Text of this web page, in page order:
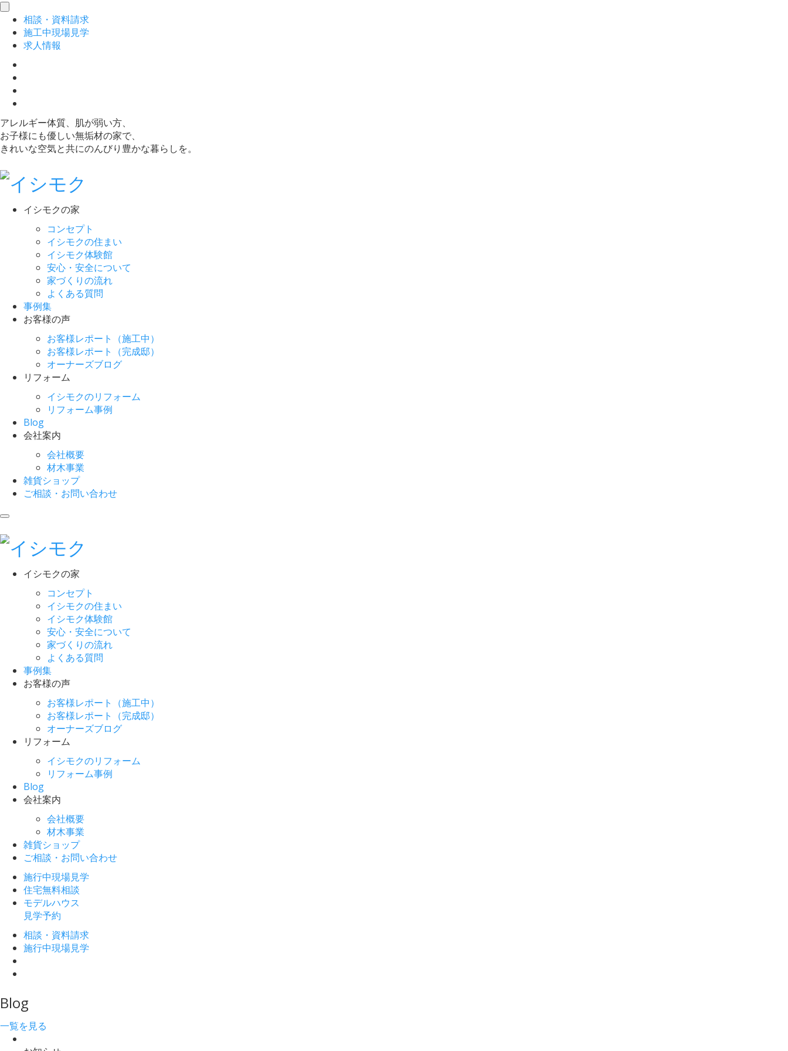
toggle
navigation
相談 ・ 資料請求
施工中現場見学
求人情報
アレルギー体質、肌が弱い方、
お子様にも優しい無垢材の家で、
きれいな空気と共にのんびり豊かな暮らしを。
イシモクの家
コンセプト
イシモクの住まい
イシモク体験館
安心・安全について
家づくりの流れ
よくある質問
事例集
お客様の声
お客様レポート（施工中）
お客様レポート（完成邸）
オーナーズブログ
リフォーム
イシモクのリフォーム
リフォーム事例
Blog
会社案内
会社概要
材木事業
雑貨ショップ
ご相談・お問い合わせ
イシモクの家
コンセプト
イシモクの住まい
イシモク体験館
安心・安全について
家づくりの流れ
よくある質問
事例集
お客様の声
お客様レポート（施工中）
お客様レポート（完成邸）
オーナーズブログ
リフォーム
イシモクのリフォーム
リフォーム事例
Blog
会社案内
会社概要
材木事業
雑貨ショップ
ご相談・お問い合わせ
施行中現場見学
住宅無料相談
モデルハウス
見学予約
相談・資料請求
施行中現場見学
Blog
一覧を見る